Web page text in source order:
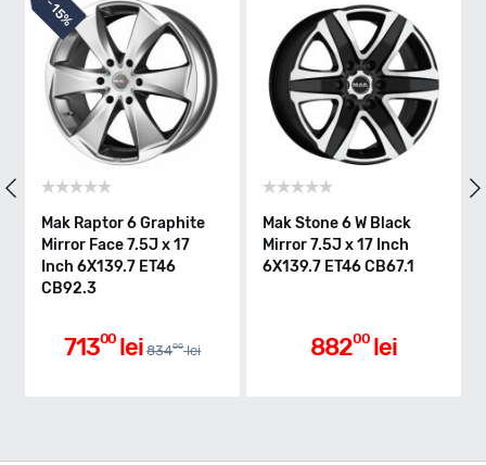
Mak Stone 6 W Black
Mirror 7.5J x 17 Inch
6X139.7 ET46 CB67.1
882 lei
3%
Mak Stone 6 W Silver
7.5J x 17 Inch 6X139.7
ET22 CB100.1
98400 lei